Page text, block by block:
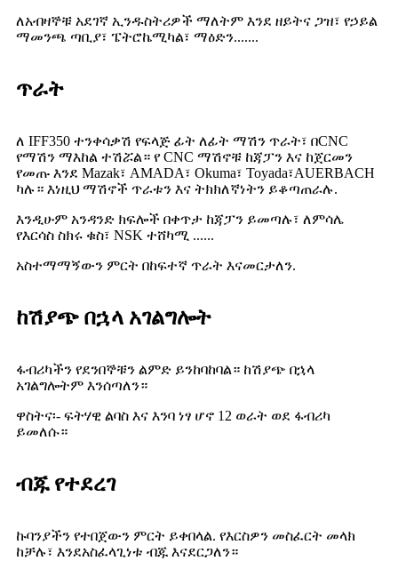
ለአብዛኞቹ አደገኛ ኢንዱስትሪዎች ማለትም እንደ ዘይትና ጋዝ፣ የኃይል
ማመንጫ ጣቢያ፣ ፔትሮኬሚካል፣ ማዕድን.......
ጥራት
ለ IFF350 ተንቀሳቃሽ የፍላጅ ፊት ለፊት ማሽን ጥራት፣ በCNC
የማሽን ማእከል ተሽሯል። የ CNC ማሽኖቹ ከጃፓን እና ከጀርመን
የመጡ እንደ Mazak፣ AMADA፣ Okuma፣ Toyada፣AUERBACH
ካሉ። እነዚህ ማሽኖች ጥራቱን እና ትክክለኛነትን ይቆጣጠራሉ.
እንዲሁም አንዳንድ ክፍሎች በቀጥታ ከጃፓን ይመጣሉ፣ ለምሳሌ
የእርሳስ ስክሩ ቁስ፣ NSK ተሸካሚ ......
አስተማማኝውን ምርት በከፍተኛ ጥራት እናመርታለን.
ከሽያጭ በኋላ አገልግሎት
ፋብሪካችን የደንበኞቹን ልምድ ይንከባከባል። ከሽያጭ በኋላ
አገልግሎትም እንሰጣለን።
ዋስትና፡- ፍትሃዊ ልባስ እና እንባ ነፃ ሆኖ 12 ወራት ወደ ፋብሪካ
ይመለሱ።
ብጁ የተደረገ
ኩባንያችን የተበጀውን ምርት ይቀበላል. የእርስዎን መስፈርት መላክ
ከቻሉ፣ እንደአስፈላጊነቱ ብጁ እናደርጋለን።